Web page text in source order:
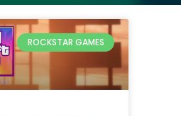
ROCKSTAR GAMES